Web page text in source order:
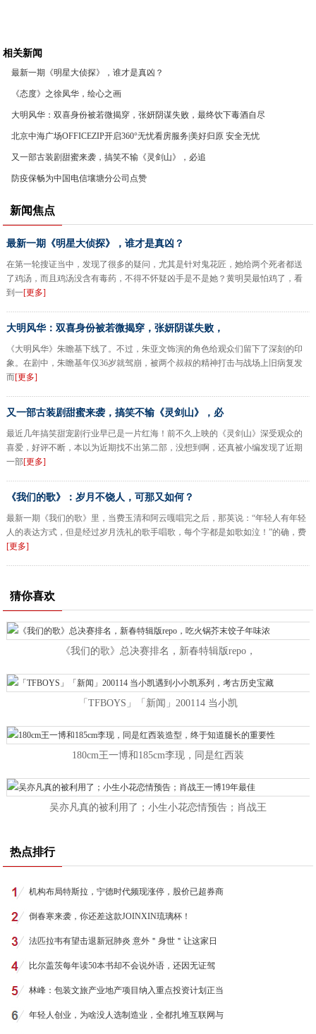
相关新闻
最新一期《明星大侦探》，谁才是真凶？
《态度》之徐凤华，绘心之画
大明风华：双喜身份被若微揭穿，张妍阴谋失败，最终饮下毒酒自尽
北京中海广场OFFICEZIP开启360°无忧看房服务|美好归原 安全无忧
又一部古装剧甜蜜来袭，搞笑不输《灵剑山》，必追
防疫保畅为中国电信壤塘分公司点赞
新闻焦点
最新一期《明星大侦探》，谁才是真凶？
在第一轮搜证当中，发现了很多的疑问，尤其是针对鬼花匠，她给两个死者都送
了鸡汤，而且鸡汤没含有毒药，不得不怀疑凶手是不是她？黄明昊最怕鸡了，看
到一[更多]
大明风华：双喜身份被若微揭穿，张妍阴谋失败，
《大明风华》朱瞻基下线了。不过，朱亚文饰演的角色给观众们留下了深刻的印
象。在剧中，朱瞻基年仅36岁就驾崩，被两个叔叔的精神打击与战场上旧病复发
而[更多]
又一部古装剧甜蜜来袭，搞笑不输《灵剑山》，必
最近几年搞笑甜宠剧行业早已是一片红海！前不久上映的《灵剑山》深受观众的
喜爱，好评不断，本以为近期找不出第二部，没想到啊，还真被小编发现了近期
一部[更多]
《我们的歌》：岁月不饶人，可那又如何？
最新一期《我们的歌》里，当费玉清和阿云嘎唱完之后，那英说：“年轻人有年轻
人的表达方式，但是经过岁月洗礼的歌手唱歌，每个字都是如歌如泣！”的确，费
[更多]
猜你喜欢
《我们的歌》总决赛排名，新春特辑版repo，
「TFBOYS」「新闻」200114 当小凯
180cm王一博和185cm李现，同是红西装
吴亦凡真的被利用了；小生小花恋情预告；肖战王
热点排行
机构布局特斯拉，宁德时代频现涨停，股价已超券商
倒春寒来袭，你还差这款JOINXIN琉璃杯！
法匹拉韦有望击退新冠肺炎 意外＂身世＂让这家日
比尔盖茨每年读50本书却不会说外语，还因无证驾
林峰：包装文旅产业地产项目纳入重点投资计划正当
年轻人创业，为啥没人选制造业，全都扎堆互联网与